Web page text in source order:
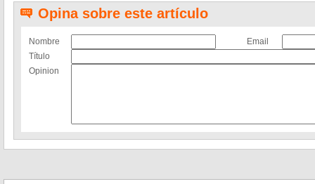
Opina sobre este artículo
Nombre
Email
Título
Opinion